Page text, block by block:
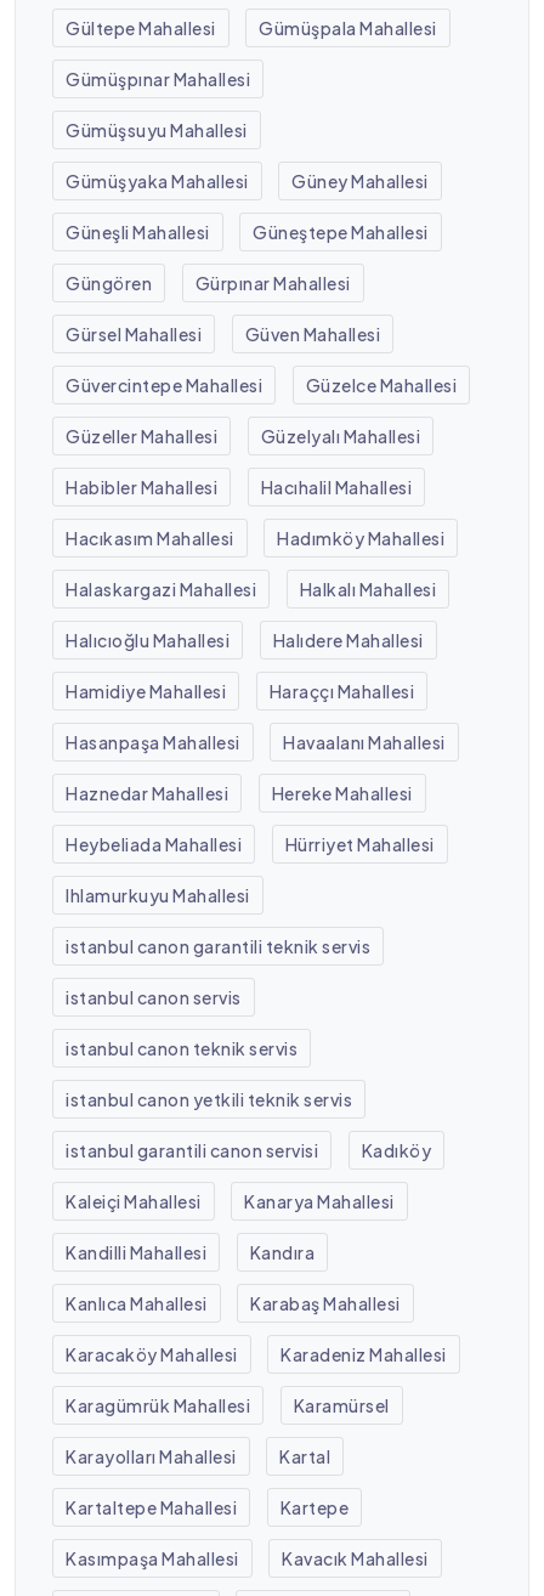
Gültepe Mahallesi Gümüşpala Mahallesi
Gümüşpınar Mahallesi
Gümüşsuyu Mahallesi
Gümüşyaka Mahallesi Güney Mahallesi
Güneşli Mahallesi Güneştepe Mahallesi
Güngören Gürpınar Mahallesi
Gürsel Mahallesi Güven Mahallesi
Güvercintepe Mahallesi Güzelce Mahallesi
Güzeller Mahallesi Güzelyalı Mahallesi
Habibler Mahallesi Hacıhalil Mahallesi
Hacıkasım Mahallesi Hadımköy Mahallesi
Halaskargazi Mahallesi Halkalı Mahallesi
Halıcıoğlu Mahallesi Halıdere Mahallesi
Hamidiye Mahallesi Haraççı Mahallesi
Hasanpaşa Mahallesi Havaalanı Mahallesi
Haznedar Mahallesi Hereke Mahallesi
Heybeliada Mahallesi Hürriyet Mahallesi
Ihlamurkuyu Mahallesi
istanbul canon garantili teknik servis
istanbul canon servis
istanbul canon teknik servis
istanbul canon yetkili teknik servis
istanbul garantili canon servisi Kadıköy
Kaleiçi Mahallesi Kanarya Mahallesi
Kandilli Mahallesi Kandıra
Kanlıca Mahallesi Karabaş Mahallesi
Karacaköy Mahallesi Karadeniz Mahallesi
Karagümrük Mahallesi Karamürsel
Karayolları Mahallesi Kartal
Kartaltepe Mahallesi Kartepe
Kasımpaşa Mahallesi Kavacık Mahallesi